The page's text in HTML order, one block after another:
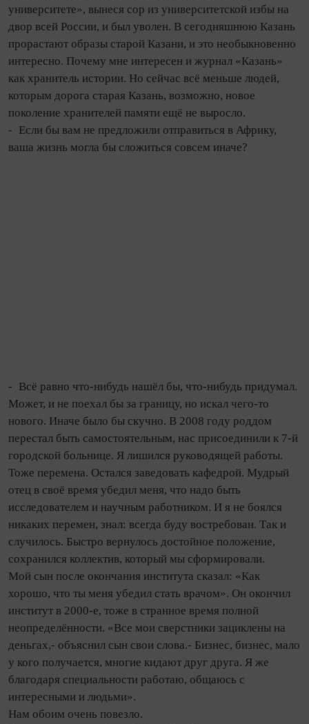
университете», вынеся сор из университетской избы на
двор всей России, и был уволен. В се­го­дняшнюю Ка­зань
прорастают образы старой Казани, и это необыкновенно
интересно. Почему мне интересен и журнал «Ка­зань»
как хранитель истории. Но сейчас всё меньше людей,
которым дорога старая Ка­зань, возможно, новое
поколение хранителей памяти ещё не выросло.
- Если бы вам не предложили отправиться в Африку,
ваша жизнь могла бы сложиться совсем иначе?
- Всё равно что‑нибудь нашёл бы, что‑нибудь придумал.
Может, и не по­ехал бы за границу, но искал чего‑то
нового. Иначе было бы скучно. В 2008 году роддом
перестал быть самостоятельным, нас присоединили к 7‑й
городской больнице. Я лишился руководящей работы.
Тоже перемена. Остался заведовать кафедрой. Мудрый
отец в своё время убедил меня, что надо быть
исследователем и научным работником. И я не боялся
никаких перемен, знал: все­гда буду востребован. Так и
случилось. Быстро вернулось достойное положение,
сохранился коллектив, который мы сформировали.
Мой сын после окончания института сказал: «Как
хорошо, что ты меня убедил стать врачом». Он окончил
институт в 2000‑е, тоже в странное время полной
неопределённости. «Все мои сверстники зациклены на
деньгах,- объяснил сын свои слова.- Бизнес, бизнес, мало
у кого получается, многие кидают друг друга. Я же
благодаря специальности работаю, общаюсь с
интересными и людьми».
Нам обоим очень повезло.